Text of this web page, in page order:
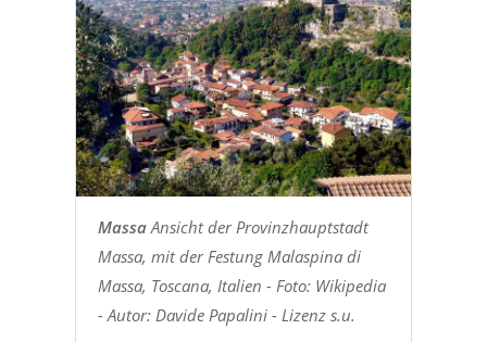
MassaAnsicht der Provinzhauptstadt
Massa, mit der Festung Malaspina di
Massa, Toscana, Italien - Foto: Wikipedia
- Autor: Davide Papalini - Lizenz s.u.